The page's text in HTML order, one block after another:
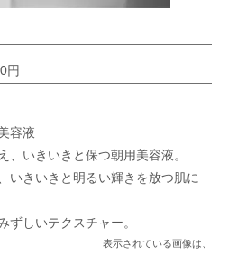
円
容液
、いきいきと保つ朝用美容液。
いきいきと明るい輝きを放つ肌に
ずしいテクスチャー。
表示されている画像は、